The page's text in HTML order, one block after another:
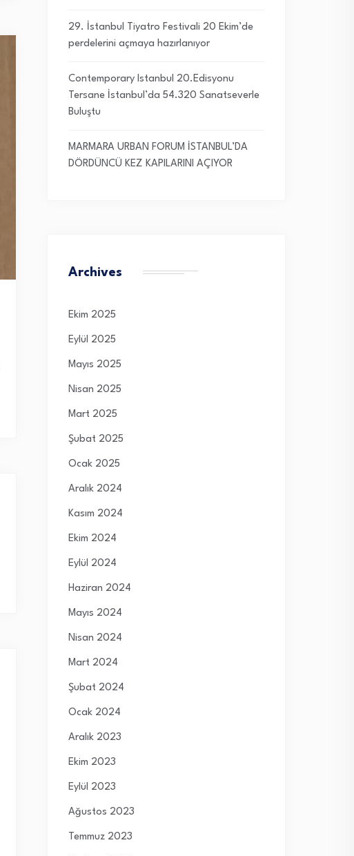
29. İstanbul Tiyatro Festivali 20 Ekim’de
perdelerini açmaya hazırlanıyor
Contemporary Istanbul 20.Edisyonu
Tersane İstanbul’da 54.320 Sanatseverle
Buluştu
MARMARA URBAN FORUM İSTANBUL’DA
DÖRDÜNCÜ KEZ KAPILARINI AÇIYOR
Archives
Ekim 2025
Eylül 2025
Mayıs 2025
Nisan 2025
Mart 2025
Şubat 2025
Ocak 2025
Aralık 2024
Kasım 2024
Ekim 2024
Eylül 2024
Haziran 2024
Mayıs 2024
Nisan 2024
Mart 2024
Şubat 2024
Ocak 2024
Aralık 2023
Ekim 2023
Eylül 2023
Ağustos 2023
Temmuz 2023